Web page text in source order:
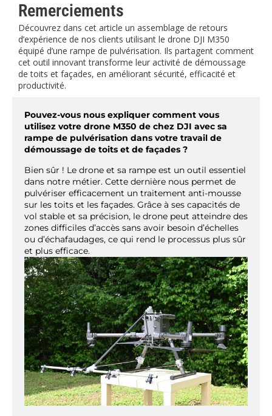
Remerciements
Découvrez dans cet article un assemblage de retours
d’expérience de nos clients utilisant le drone DJI M350
équipé d’une rampe de pulvérisation. Ils partagent comment
cet outil innovant transforme leur activité de démoussage
de toits et façades, en améliorant sécurité, efficacité et
productivité.
Pouvez-vous nous expliquer comment vous
utilisez votre drone M350 de chez DJI avec sa
rampe de pulvérisation dans votre travail de
démoussage de toits et de façades ?
Bien sûr ! Le drone et sa rampe est un outil essentiel
dans notre métier. Cette dernière nous permet de
pulvériser efficacement un traitement anti-mousse
sur les toits et les façades. Grâce à ses capacités de
vol stable et sa précision, le drone peut atteindre des
zones difficiles d’accès sans avoir besoin d’échelles
ou d’échafaudages, ce qui rend le processus plus sûr
et plus efficace.